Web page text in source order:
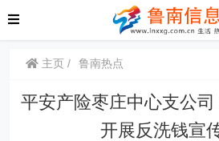
主页 鲁南热点
平安产险枣庄中心支公
开展反洗钱宣